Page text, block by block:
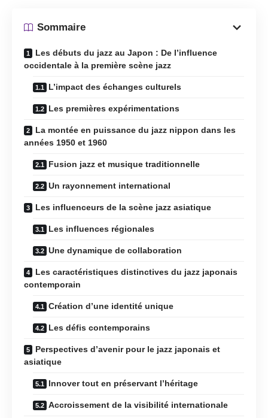
Sommaire
Les débuts du jazz au Japon : De l’influence
occidentale à la première scène jazz
L’impact des échanges culturels
Les premières expérimentations
La montée en puissance du jazz nippon dans les
années 1950 et 1960
Fusion jazz et musique traditionnelle
Un rayonnement international
Les influenceurs de la scène jazz asiatique
Les influences régionales
Une dynamique de collaboration
Les caractéristiques distinctives du jazz japonais
contemporain
Création d’une identité unique
Les défis contemporains
Perspectives d’avenir pour le jazz japonais et
asiatique
Innover tout en préservant l’héritage
Accroissement de la visibilité internationale